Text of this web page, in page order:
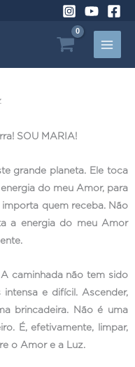
SOU MARIA!
grande planeta. Ele toca
do meu Amor, para
quem receba. Não
a energia do meu Amor
caminhada não tem sido
e difícil. Ascender,
brincadeira. Não é uma
É, efetivamente, limpar,
o Amor e a Luz.